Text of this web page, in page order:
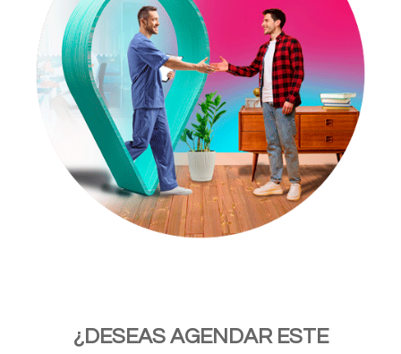
¿DESEAS AGENDAR ESTE